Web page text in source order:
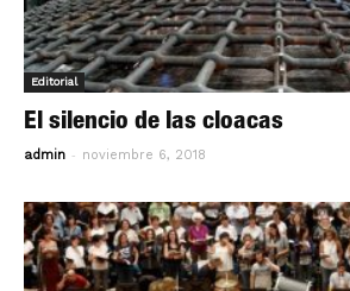
Editorial
El silencio de las cloacas
admin - noviembre 6, 2018